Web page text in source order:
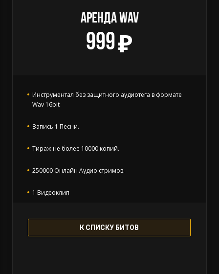
АРЕНДА WAV
999
Инструментал без защитного аудиотега в формате
Wav 16bit
Запись 1 Песни.
Тираж не более 10000 копий.
250000 Онлайн Аудио стримов.
1 Видеоклип
Коммерческие выступления, ротация на 1
К СПИСКУ БИТОВ